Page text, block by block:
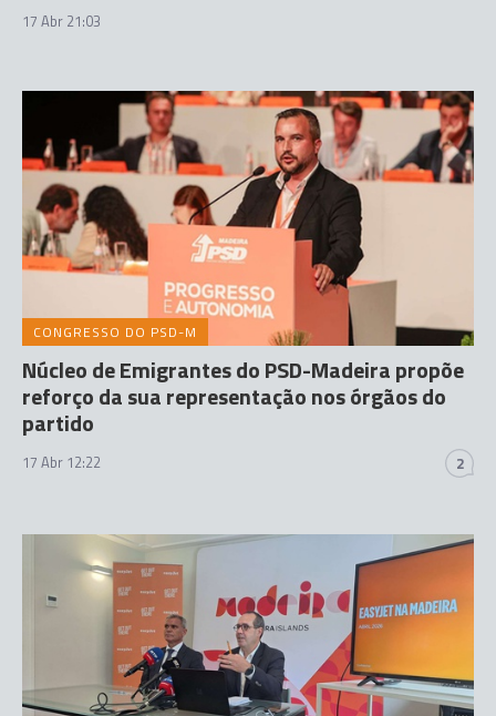
17 Abr 21:03
CONGRESSO DO PSD-M
Núcleo de Emigrantes do PSD-Madeira propõe
reforço da sua representação nos órgãos do
partido
17 Abr 12:22 2